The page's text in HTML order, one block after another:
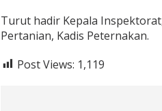
Turut hadir Kepala Inspektorat,
Pertanian, Kadis Peternakan.
Post Views: 1,119